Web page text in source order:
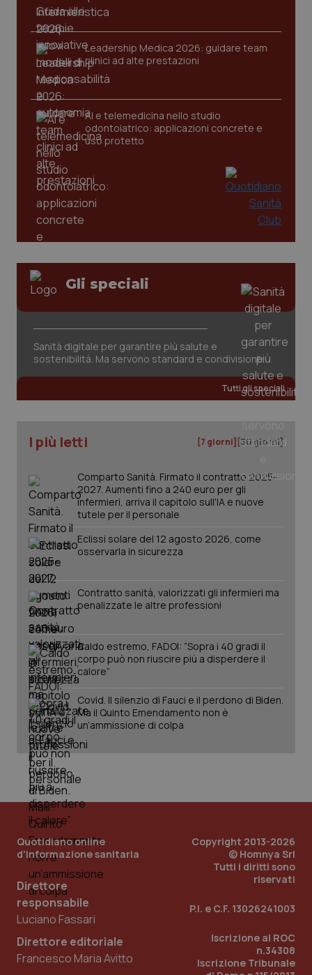
Leadership Medica 2026: guidare team
clinici ad alte prestazioni
AI e telemedicina nello studio
odontoiatrico: applicazioni concrete e
uso protetto
Gli speciali
Sanità digitale per garantire più salute e
sostenibilità. Ma servono standard e condivisione
Tutti gli speciali
I più letti [7 giorni] [30 giorni]
Comparto Sanità. Firmato il contratto 2025-
2027. Aumenti fino a 240 euro per gli
infermieri, arriva il capitolo sull'IA e nuove
tutele per il personale
Eclissi solare del 12 agosto 2026, come
osservarla in sicurezza
Contratto sanità, valorizzati gli infermieri ma
penalizzate le altre professioni
Caldo estremo, FADOI: “Sopra i 40 gradi il
corpo può non riuscire più a disperdere il
calore”
Covid. Il silenzio di Fauci e il perdono di Biden.
Ma il Quinto Emendamento non è
un’ammissione di colpa
Quotidiano online
d'informazione sanitaria
Direttore
responsabile
Luciano Fassari
Direttore editoriale
Francesco Maria Avitto
Copyright 2013-2026
© Homnya Srl
Tutti i diritti sono
riservati
P.I. e C.F. 13026241003
Iscrizione al ROC
n.34308
Iscrizione Tribunale
CookieScriptConsent
tracking-enable
tracking-sites-ironfish-
session-id
www.quotidianosanita.it